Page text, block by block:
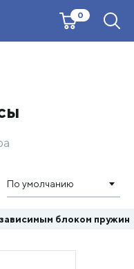
0
По умолчанию
блоком пружин